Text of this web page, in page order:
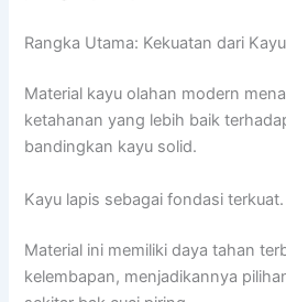
Rangka Utama: Kekuatan dari
Material kayu olahan modern
ketahanan yang lebih baik
bandingkan kayu solid.
Kayu lapis sebagai fondasi terkuat.
Material ini memiliki daya tahan
kelembapan, menjadikannya